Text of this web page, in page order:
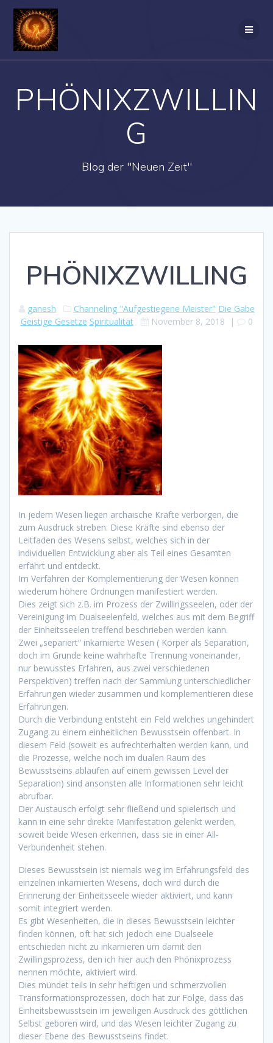
PHÖNIXZWILLIN
G
Blog der "Neuen Zeit"
PHÖNIXZWILLING
ganesh Channeling "Aufgestiegene Meister" Die Gabe
Geistige Gesetze Spiritualität November 8, 2018 | 0
In jedem Wesen liegen archaische Kräfte verborgen, die
zum Ausdruck streben. Diese Kräfte sind ebenso der
Leitfaden des Wesens selbst, welches sich in der
individuellen Entwicklung aber als Teil eines Gesamten
erfährt und entdeckt.
Im Verfahren der Komplementierung der Wesen können
wiederum höhere Ordnungen manifestiert werden.
Dies zeigt sich z.B. im Prozess der Zwillingsseelen, oder der
Vereinigung im Dualseelenfeld, welches aus mit dem Begriff
der Einheitsseelen treffend beschrieben werden kann.
Zwei „separiert“ inkarnierte Wesen ( Körper als Separation,
doch im Grunde keine wahrhafte Trennung voneinander,
nur bewusstes Erfahren, aus zwei verschiedenen
Perspektiven) treffen nach der Sammlung unterschiedlicher
Erfahrungen wieder zusammen und komplementieren diese
Erfahrungen.
Durch die Verbindung entsteht ein Feld welches ungehindert
Zugang zu einem einheitlichen Bewusstsein offenbart. In
diesem Feld (soweit es aufrechterhalten werden kann, und
die Prozesse, welche noch im dualen Raum des
Bewusstseins ablaufen auf einem gewissen Level der
Separation) sind ansonsten alle Informationen sehr leicht
abrufbar.
Der Austausch erfolgt sehr fließend und spielerisch und
kann in eine sehr direkte Manifestation gelenkt werden,
soweit beide Wesen erkennen, dass sie in einer All-
Verbundenheit stehen.
Dieses Bewusstsein ist niemals weg im Erfahrungsfeld des
einzelnen inkarnierten Wesens, doch wird durch die
Erinnerung der Einheitsseele wieder aktiviert, und kann
somit integriert werden.
Es gibt Wesenheiten, die in dieses Bewusstsein leichter
finden können, oft hat sich jedoch eine Dualseele
entschieden nicht zu inkarnieren um damit den
Zwillingsprozess, den ich hier auch den Phönixprozess
nennen möchte, aktiviert wird.
Dies mündet teils in sehr heftigen und schmerzvollen
Transformationsprozessen, doch hat zur Folge, dass das
Einheitsbewusstsein im jeweiligen Ausdruck des göttlichen
Selbst geboren wird, und das Wesen leichter Zugang zu
dieser Ebene des Bewusstseins findet.